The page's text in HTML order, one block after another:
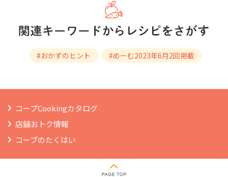
#おかずのヒント #めーむ2023年6⽉2回掲載
コープCookingカタログ
店舗おトク情報
コープのたくはい